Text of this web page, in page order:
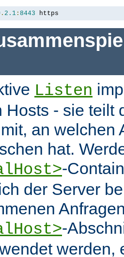
. 2.1 : 8443 https
Listen
Hosts - sie teilt
an welchen
hat.
-
der Server
-
werden,